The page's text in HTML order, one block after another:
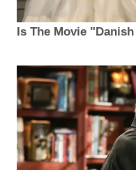
Is The Movie